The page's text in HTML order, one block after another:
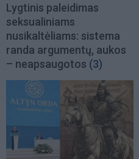
Lygtinis paleidimas
seksualiniams
nusikaltėliams: sistema
randa argumentų, aukos
– neapsaugotos (3)